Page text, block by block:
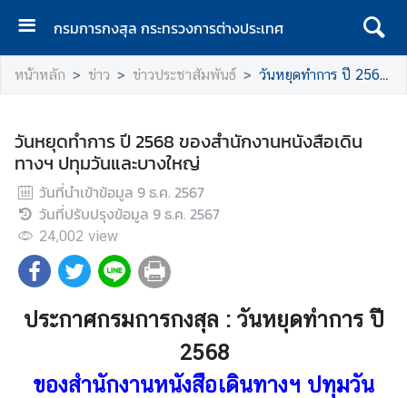
กรมการกงสุล กระทรวงการต่างประเทศ
ห
น้
ร
ก
ก
ร
ก
ร
สุ
หน้าหลัก ข่าว ข่าวประชาสัมพันธ์ วันหยุดทำการ ปี 2568 ของสำนักงานหนังสือเดินทางฯ ปทุมวันและบางใหญ่
วันหยุดทำการ ปี 2568 ของสำนักงานหนังสือเดิน
ทางฯ ปทุมวันและบางใหญ่
วันที่นำเข้าข้อมูล 9 ธ.ค. 2567
วันที่ปรับปรุงข้อมูล 9 ธ.ค. 2567
24,002 view
ประกาศกรมการกงสุล : วันหยุดทำการ ปี
2568
ของสำนักงานหนังสือเดินทางฯ ปทุมวัน